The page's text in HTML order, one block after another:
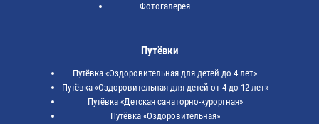
Фотогалерея
Путёвки
Путёвка «Оздоровительная для детей до 4 лет»
Путёвка «Оздоровительная для детей от 4 до 12 лет»
Путёвка «Детская санаторно-курортная»
Путёвка «Оздоровительная»